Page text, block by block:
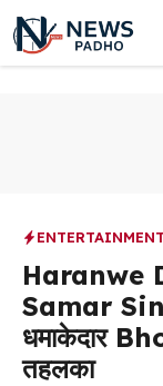
Skip
to
content
ENTERTAINMENT
Haranwe
Samar
धमाकेदार
तहलका